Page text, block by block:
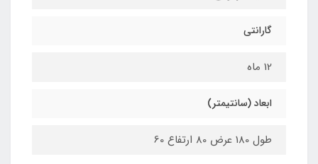
گارانتی
12 ماه
ابعاد (سانتیمتر)
طول 180 عرض 80 ارتفاع 60